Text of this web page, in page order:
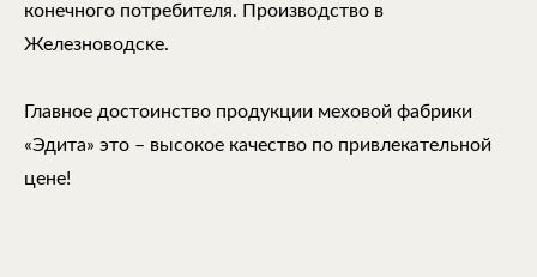
конечного потребителя. Производство в
Железноводске.
Главное достоинство продукции меховой фабрики
«Эдита» это – высокое качество по привлекательной
цене!